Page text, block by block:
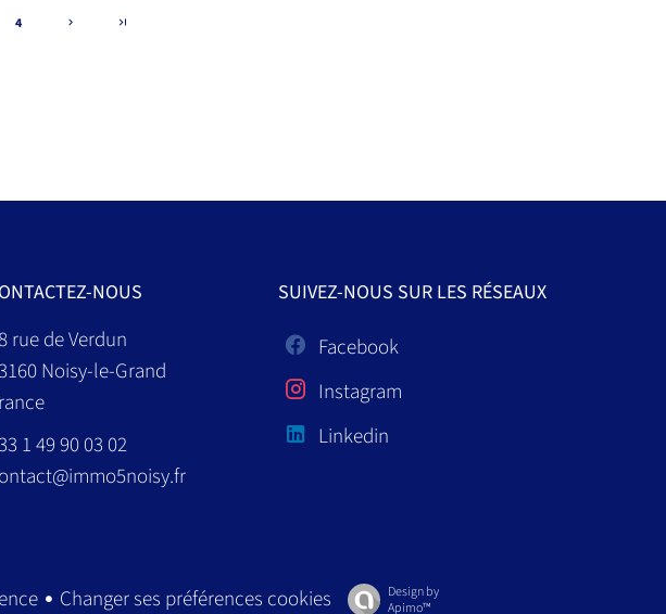
4
NOUS
rue de Verdun
Noisy-le-Grand
1 49 90 03 02
SUIVEZ-NOUS SUR LES RÉSEAUX
Facebook
Instagram
Linkedin
Changer ses préférences cookies
Design by
Apimo™